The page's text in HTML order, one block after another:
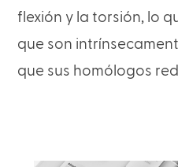
flexión y la torsión, lo
que son
que sus homólogos